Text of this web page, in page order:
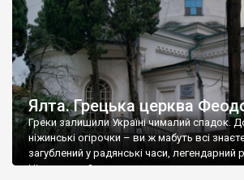
Ялта. Грецька церква
Греки залишили Україні чималий спадок.
ніжинські огірочки – ви ж мабуть всі
загублений у радянські часи, легендарний
Ніжин греки?